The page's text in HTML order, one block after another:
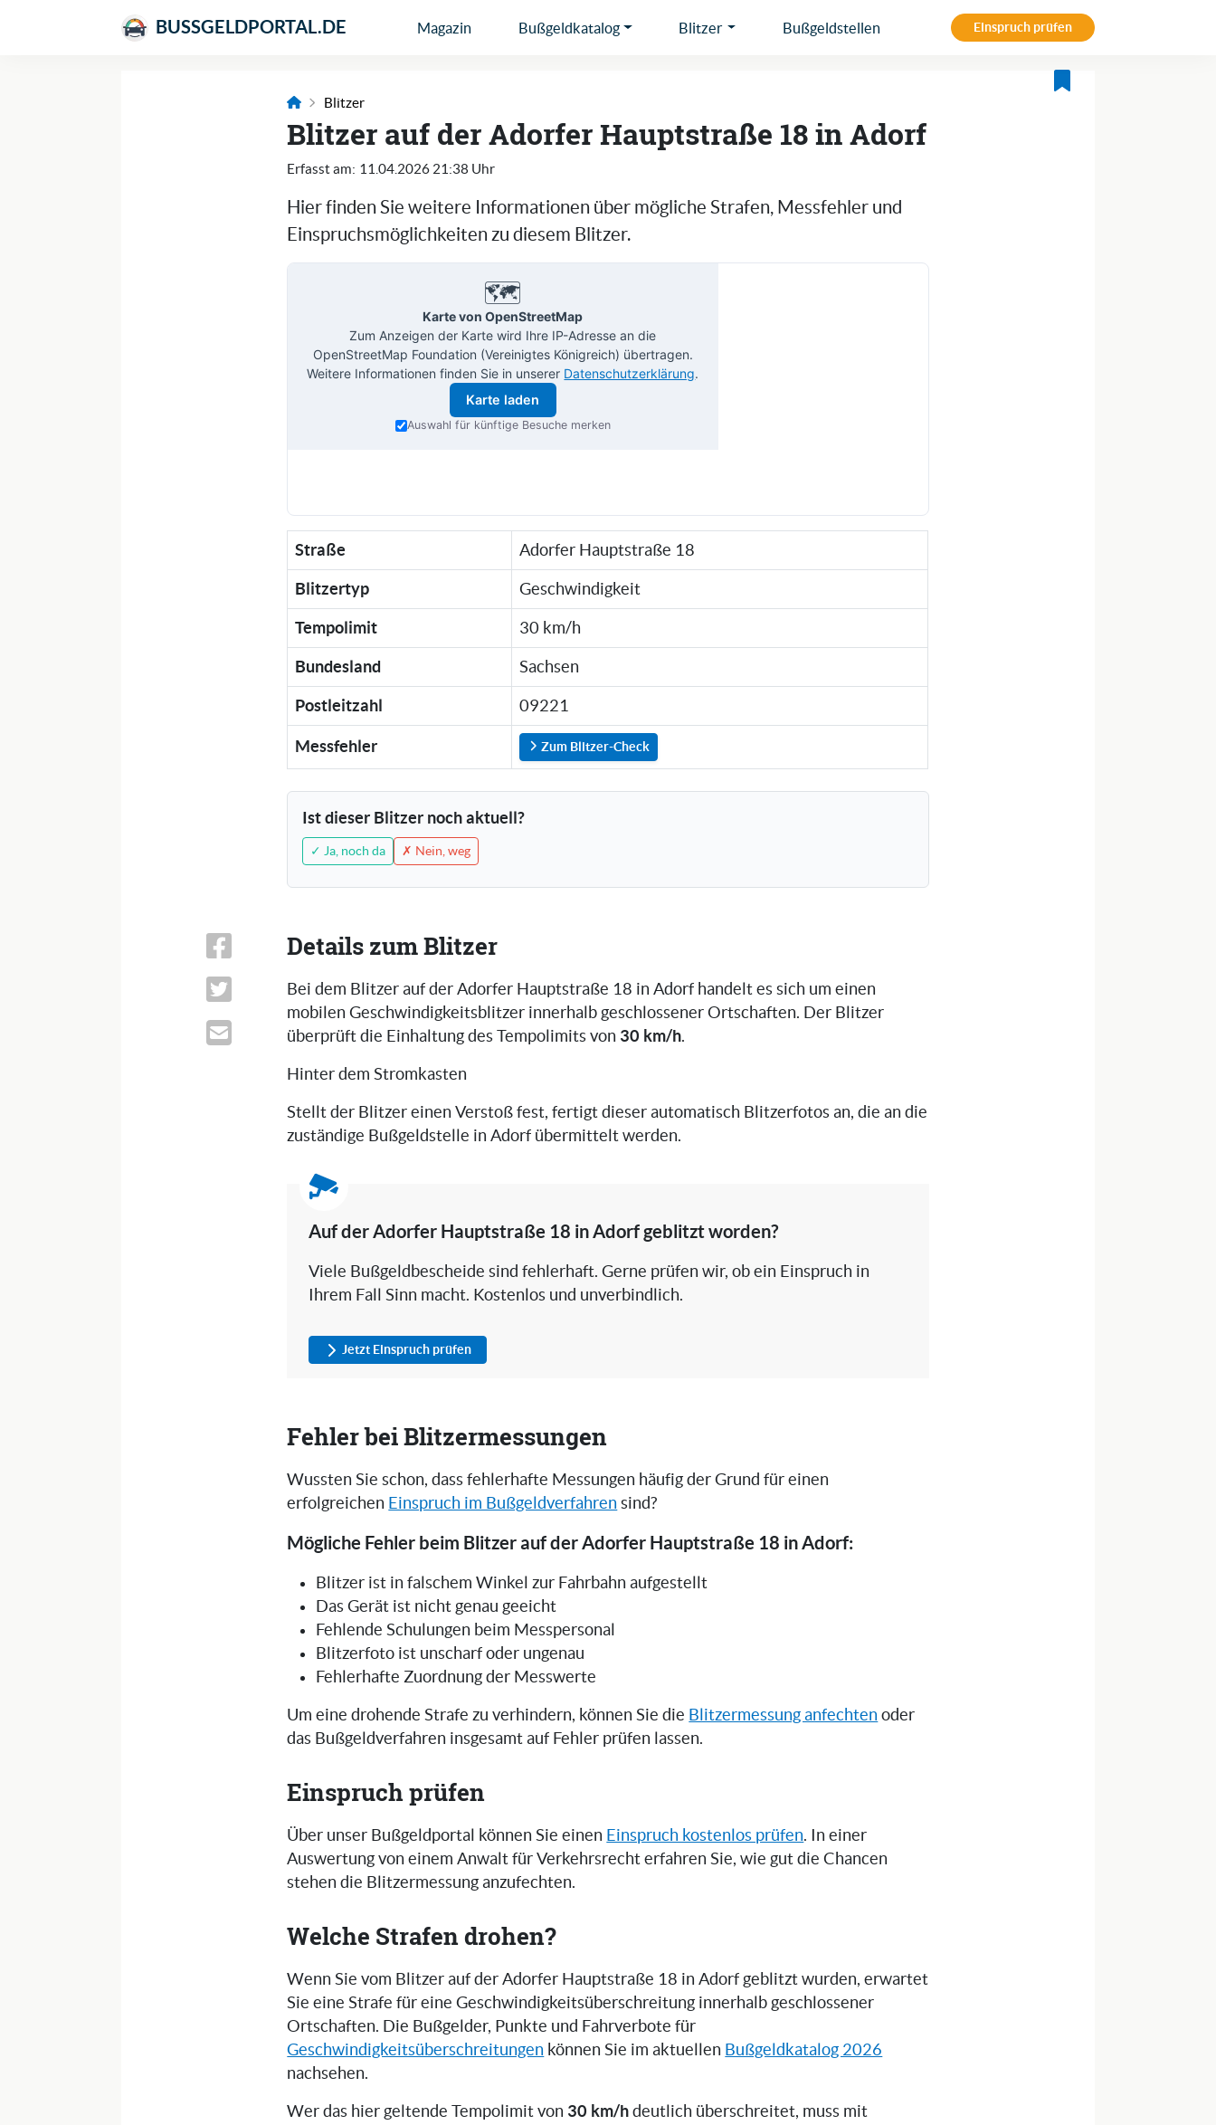
BUSSGELDPORTAL.DE Magazin Bußgeldkatalog Blitzer Bußgeldstellen Einspruch prüfen
Blitzer
Blitzer auf der Adorfer Hauptstraße 18 in Adorf
Erfasst am: 11.04.2026 21:38 Uhr
Hier finden Sie weitere Informationen über mögliche Strafen, Messfehler und
Einspruchsmöglichkeiten zu diesem Blitzer.
🗺️
Karte von OpenStreetMap
Zum Anzeigen der Karte wird Ihre IP-Adresse an die
OpenStreetMap Foundation (Vereinigtes Königreich) übertragen.
Weitere Informationen finden Sie in unserer Datenschutzerklärung.
Karte laden
Auswahl für künftige Besuche merken
Straße Adorfer Hauptstraße 18
Blitzertyp Geschwindigkeit
Tempolimit 30 km/h
Bundesland Sachsen
Postleitzahl 09221
Messfehler Zum Blitzer-Check
Ist dieser Blitzer noch aktuell?
✓ Ja, noch da ✗ Nein, weg
Details zum Blitzer
Bei dem Blitzer auf der Adorfer Hauptstraße 18 in Adorf handelt es sich um einen
mobilen Geschwindigkeitsblitzer innerhalb geschlossener Ortschaften. Der Blitzer
überprüft die Einhaltung des Tempolimits von 30 km/h.
Hinter dem Stromkasten
Stellt der Blitzer einen Verstoß fest, fertigt dieser automatisch Blitzerfotos an, die an die
zuständige Bußgeldstelle in Adorf übermittelt werden.
Auf der Adorfer Hauptstraße 18 in Adorf geblitzt worden?
Viele Bußgeldbescheide sind fehlerhaft. Gerne prüfen wir, ob ein Einspruch in
Ihrem Fall Sinn macht. Kostenlos und unverbindlich.
Jetzt Einspruch prüfen
Fehler bei Blitzermessungen
Wussten Sie schon, dass fehlerhafte Messungen häufig der Grund für einen
erfolgreichen Einspruch im Bußgeldverfahren sind?
Mögliche Fehler beim Blitzer auf der Adorfer Hauptstraße 18 in Adorf:
Blitzer ist in falschem Winkel zur Fahrbahn aufgestellt
Das Gerät ist nicht genau geeicht
Fehlende Schulungen beim Messpersonal
Blitzerfoto ist unscharf oder ungenau
Fehlerhafte Zuordnung der Messwerte
Um eine drohende Strafe zu verhindern, können Sie die Blitzermessung anfechten oder
das Bußgeldverfahren insgesamt auf Fehler prüfen lassen.
Einspruch prüfen
Über unser Bußgeldportal können Sie einen Einspruch kostenlos prüfen. In einer
Auswertung von einem Anwalt für Verkehrsrecht erfahren Sie, wie gut die Chancen
stehen die Blitzermessung anzufechten.
Welche Strafen drohen?
Wenn Sie vom Blitzer auf der Adorfer Hauptstraße 18 in Adorf geblitzt wurden, erwartet
Sie eine Strafe für eine Geschwindigkeitsüberschreitung innerhalb geschlossener
Ortschaften. Die Bußgelder, Punkte und Fahrverbote für
Geschwindigkeitsüberschreitungen können Sie im aktuellen Bußgeldkatalog 2026
nachsehen.
Wer das hier geltende Tempolimit von 30 km/h deutlich überschreitet, muss mit